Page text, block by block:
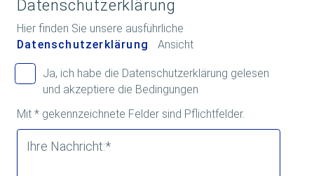
Datenschutzerklärung
Hier finden Sie unsere ausführliche
Datenschutzerklärung
Ansicht
Ja, ich habe die Datenschutzerklärung gelesen
und akzeptiere die Bedingungen
Mit * gekennzeichnete Felder sind Pflichtfelder.
Ihre Nachricht:*